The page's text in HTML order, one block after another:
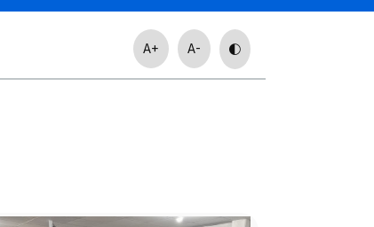
A+ A-